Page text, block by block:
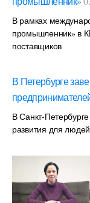
В рамках
промышленник» в
поставщиков
В Петербурге
В Санкт-
развития для